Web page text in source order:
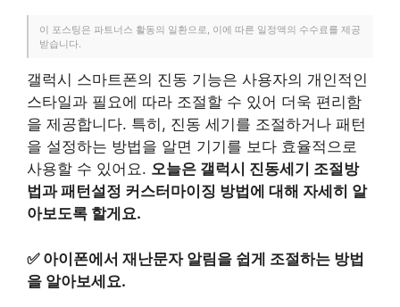
이 포스팅은 파트너스 활동의 일환으로, 이에 따른 일정액의 수수료를 제공
받습니다.
갤럭시 스마트폰의 진동 기능은 사용자의 개인적인
스타일과 필요에 따라 조절할 수 있어 더욱 편리함
을 제공합니다. 특히, 진동 세기를 조절하거나 패턴
을 설정하는 방법을 알면 기기를 보다 효율적으로
사용할 수 있어요. 오늘은 갤럭시 진동세기 조절방
법과 패턴설정 커스터마이징 방법에 대해 자세히 알
아보도록 할게요.
✅ 아이폰에서 재난문자 알림을 쉽게 조절하는 방법
을 알아보세요.